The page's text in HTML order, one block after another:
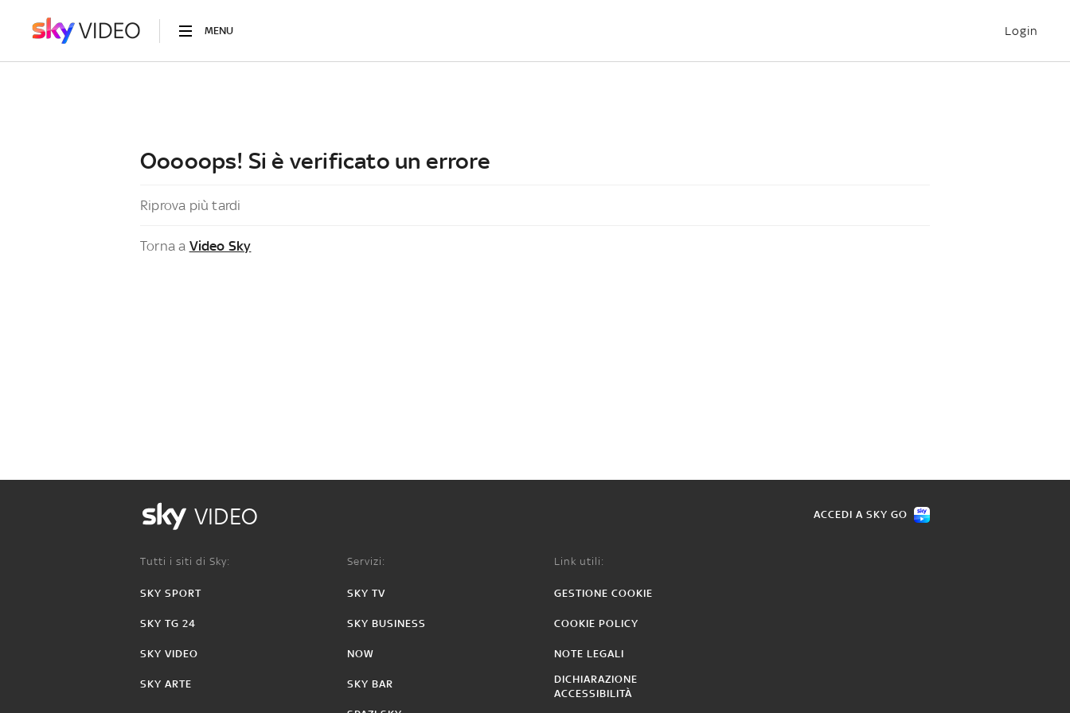
MENU Login
Ooooops! Si è verificato un errore
Riprova più tardi
Torna a Video Sky
VIDEO ACCEDI A SKY GO
Tutti i siti di Sky:
SKY SPORT
SKY TG 24
SKY VIDEO
SKY ARTE
Servizi:
SKY TV
SKY BUSINESS
NOW
SKY BAR
Link utili:
GESTIONE COOKIE
COOKIE POLICY
NOTE LEGALI
DICHIARAZIONE
ACCESSIBILITÀ